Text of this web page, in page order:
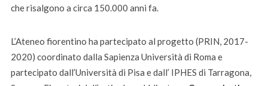
che risalgono a circa 150.000 anni fa.
L’Ateneo fiorentino ha partecipato al progetto (PRIN, 2017-
2020) coordinato dalla Sapienza Università di Roma e
partecipato dall’Università di Pisa e dall’ IPHES di Tarragona,